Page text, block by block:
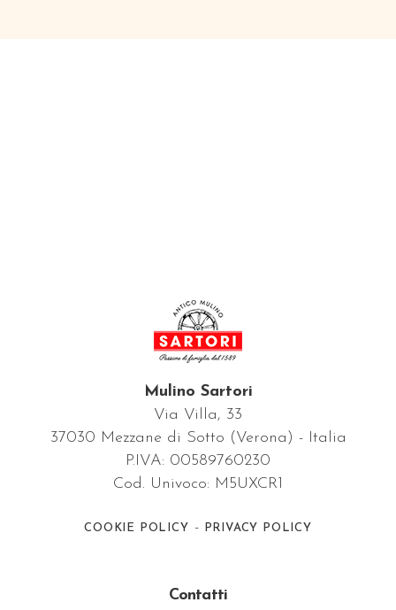
Mulino Sartori
Via Villa, 33
37030 Mezzane di Sotto (Verona) - Italia
P.IVA: 00589760230
Cod. Univoco: M5UXCR1
COOKIE POLICY - PRIVACY POLICY
Contatti